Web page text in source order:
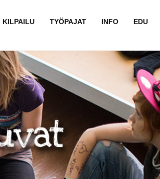
KILPAILU TYÖPAJAT INFO EDU